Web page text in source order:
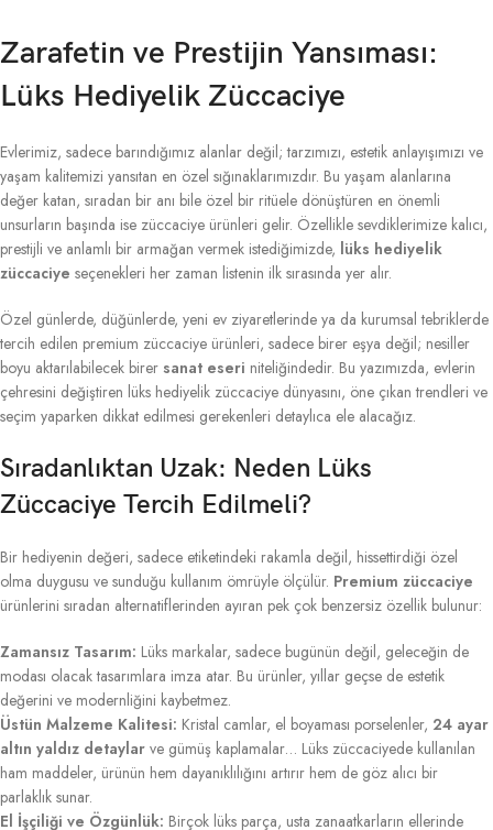
Zarafetin ve Prestijin Yansıması:
Lüks Hediyelik Züccaciye
Evlerimiz, sadece barındığımız alanlar değil; tarzımızı, estetik anlayışımızı ve
yaşam kalitemizi yansıtan en özel sığınaklarımızdır. Bu yaşam alanlarına
değer katan, sıradan bir anı bile özel bir ritüele dönüştüren en önemli
unsurların başında ise züccaciye ürünleri gelir. Özellikle sevdiklerimize kalıcı,
prestijli ve anlamlı bir armağan vermek istediğimizde, lüks hediyelik
züccaciye seçenekleri her zaman listenin ilk sırasında yer alır.
Özel günlerde, düğünlerde, yeni ev ziyaretlerinde ya da kurumsal tebriklerde
tercih edilen premium züccaciye ürünleri, sadece birer eşya değil; nesiller
boyu aktarılabilecek birer sanat eseri niteliğindedir. Bu yazımızda, evlerin
çehresini değiştiren lüks hediyelik züccaciye dünyasını, öne çıkan trendleri ve
seçim yaparken dikkat edilmesi gerekenleri detaylıca ele alacağız.
Sıradanlıktan Uzak: Neden Lüks
Züccaciye Tercih Edilmeli?
Bir hediyenin değeri, sadece etiketindeki rakamla değil, hissettirdiği özel
olma duygusu ve sunduğu kullanım ömrüyle ölçülür. Premium züccaciye
ürünlerini sıradan alternatiflerinden ayıran pek çok benzersiz özellik bulunur:
Zamansız Tasarım: Lüks markalar, sadece bugünün değil, geleceğin de
modası olacak tasarımlara imza atar. Bu ürünler, yıllar geçse de estetik
değerini ve modernliğini kaybetmez.
Üstün Malzeme Kalitesi: Kristal camlar, el boyaması porselenler, 24 ayar
altın yaldız detaylar ve gümüş kaplamalar… Lüks züccaciyede kullanılan
ham maddeler, ürünün hem dayanıklılığını artırır hem de göz alıcı bir
parlaklık sunar.
El İşçiliği ve Özgünlük: Birçok lüks parça, usta zanaatkarların ellerinde